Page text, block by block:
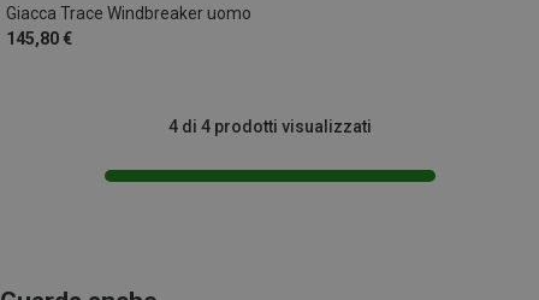
Giacca Trace Windbreaker uomo
145,80 €
4 di 4 prodotti visualizzati